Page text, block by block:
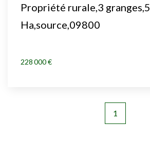
Propriété rurale,3 granges,5
Ha,source,09800
228 000 €
1